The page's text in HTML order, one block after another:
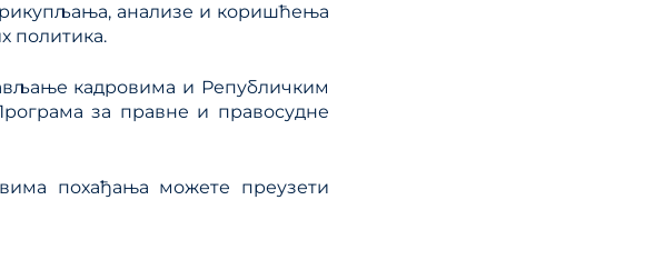
анализе и коришћења
политика.
кадровима и Републичким
за правне и правосудне
похађања можете преузети